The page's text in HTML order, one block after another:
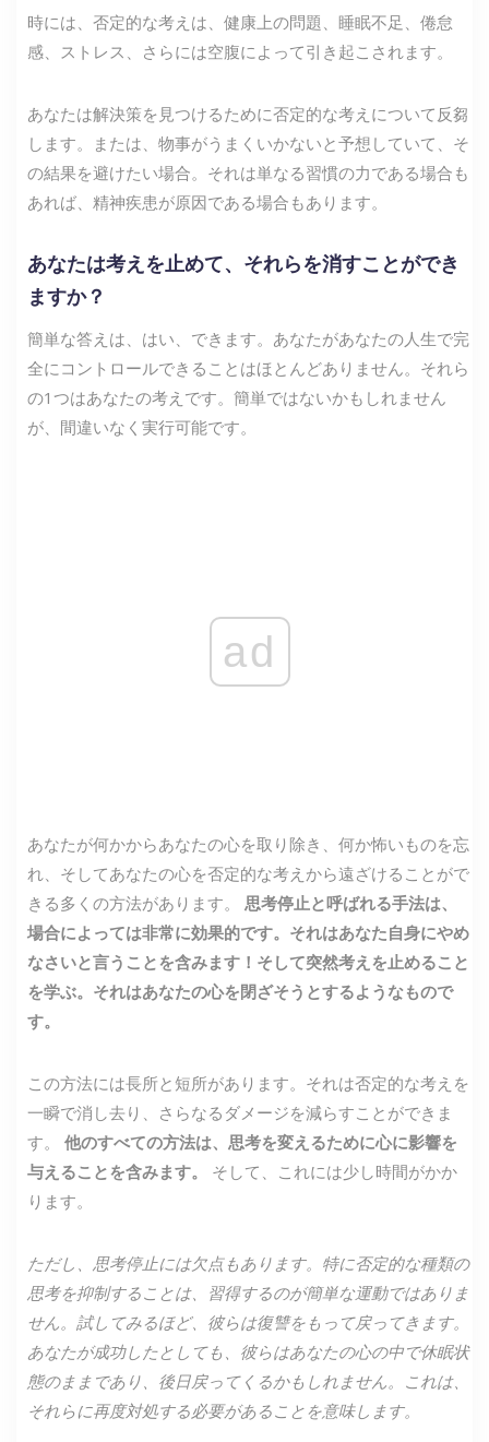
時には、否定的な考えは、健康上の問題、睡眠不足、倦怠
感、ストレス、さらには空腹によって引き起こされます。
あなたは解決策を見つけるために否定的な考えについて反芻
します。または、物事がうまくいかないと予想していて、そ
の結果を避けたい場合。それは単なる習慣の力である場合も
あれば、精神疾患が原因である場合もあります。
あなたは考えを止めて、それらを消すことができ
ますか？
簡単な答えは、はい、できます。あなたがあなたの人生で完
全にコントロールできることはほとんどありません。それら
の1つはあなたの考えです。簡単ではないかもしれません
が、間違いなく実行可能です。
ad
あなたが何かからあなたの心を取り除き、何か怖いものを忘
れ、そしてあなたの心を否定的な考えから遠ざけることがで
きる多くの方法があります。 思考停止と呼ばれる手法は、
場合によっては非常に効果的です。それはあなた自身にやめ
なさいと言うことを含みます！そして突然考えを止めること
を学ぶ。それはあなたの心を閉ざそうとするようなもので
す。
この方法には長所と短所があります。それは否定的な考えを
一瞬で消し去り、さらなるダメージを減らすことができま
す。 他のすべての方法は、思考を変えるために心に影響を
与えることを含みます。
そして、これには少し時間がかか
ります。
ただし、思考停止には欠点もあります。特に否定的な種類の
思考を抑制することは、習得するのが簡単な運動ではありま
せん。試してみるほど、彼らは復讐をもって戻ってきます。
あなたが成功したとしても、彼らはあなたの心の中で休眠状
態のままであり、後日戻ってくるかもしれません。これは、
それらに再度対処する必要があることを意味します。